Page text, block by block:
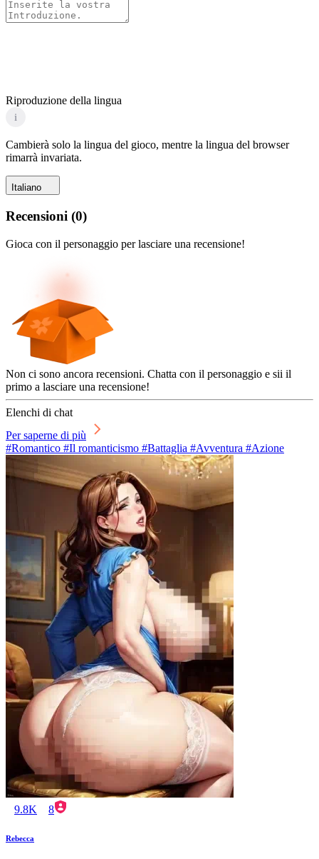
Riproduzione della lingua
i
Cambierà solo la lingua del gioco, mentre la lingua del browser
rimarrà invariata.
Italiano
Recensioni (0)
Gioca con il personaggio per lasciare una recensione!
Non ci sono ancora recensioni. Chatta con il personaggio e sii il
primo a lasciare una recensione!
Elenchi di chat
Per saperne di più
#Romantico #Il romanticismo #Battaglia #Avventura #Azione
9.8K 8
Rebecca